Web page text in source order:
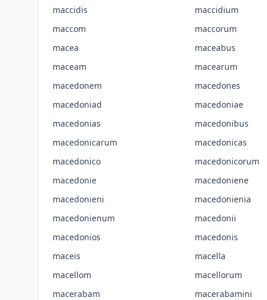
maccidis
maccidium
maccom
maccorum
macea
maceabus
maceam
macearum
macedonem
macedones
macedoniad
macedoniae
macedonias
macedonibus
macedonicarum
macedonicas
macedonico
macedonicorum
macedonie
macedoniene
macedonieni
macedonienia
macedonienum
macedonii
macedonios
macedonis
maceis
macella
macellom
macellorum
macerabam
macerabamini